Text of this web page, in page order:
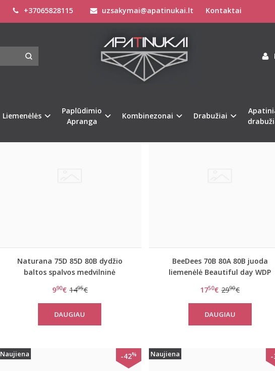
+37065828115 uzsakymai@apatinukai.lt Kontaktai
Liemenėlės
Paplūdimio
Apranga
Kombinezonai Drabužiai
Naujiena -34
Naturana 75D 85D 80B dydžio
baltos spalvos medvilninė
990€ 1495€
DAUGIAU
-
BeeDees 70B 80A 80B juoda
liemenėlė Beautiful day WDP
1750€ 2990€
DAUGIAU
Naujiena -42% Naujiena -